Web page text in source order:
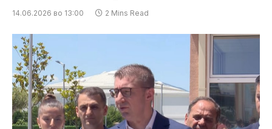
14.06.2026 во 13:00 2 Mins Read